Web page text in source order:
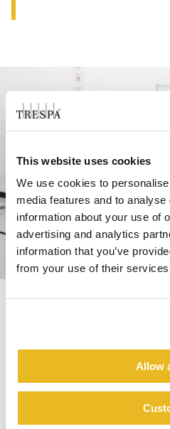
This website uses cookies
We use cookies to
media features and to
information about your use of
advertising and analytics
information that you’ve
from your use of their
Allow
您 能创造性的提供
成 本的解决方案，